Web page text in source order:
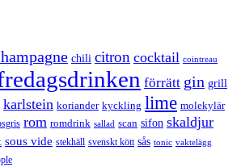
chili citron cocktail cointreau
förrätt gin grill
karlstein koriander kyckling lime molekylär
rom romdrink sallad scan sifon skaldjur
sous vide stekhäll svenskt kött sås tonic vaktelägg